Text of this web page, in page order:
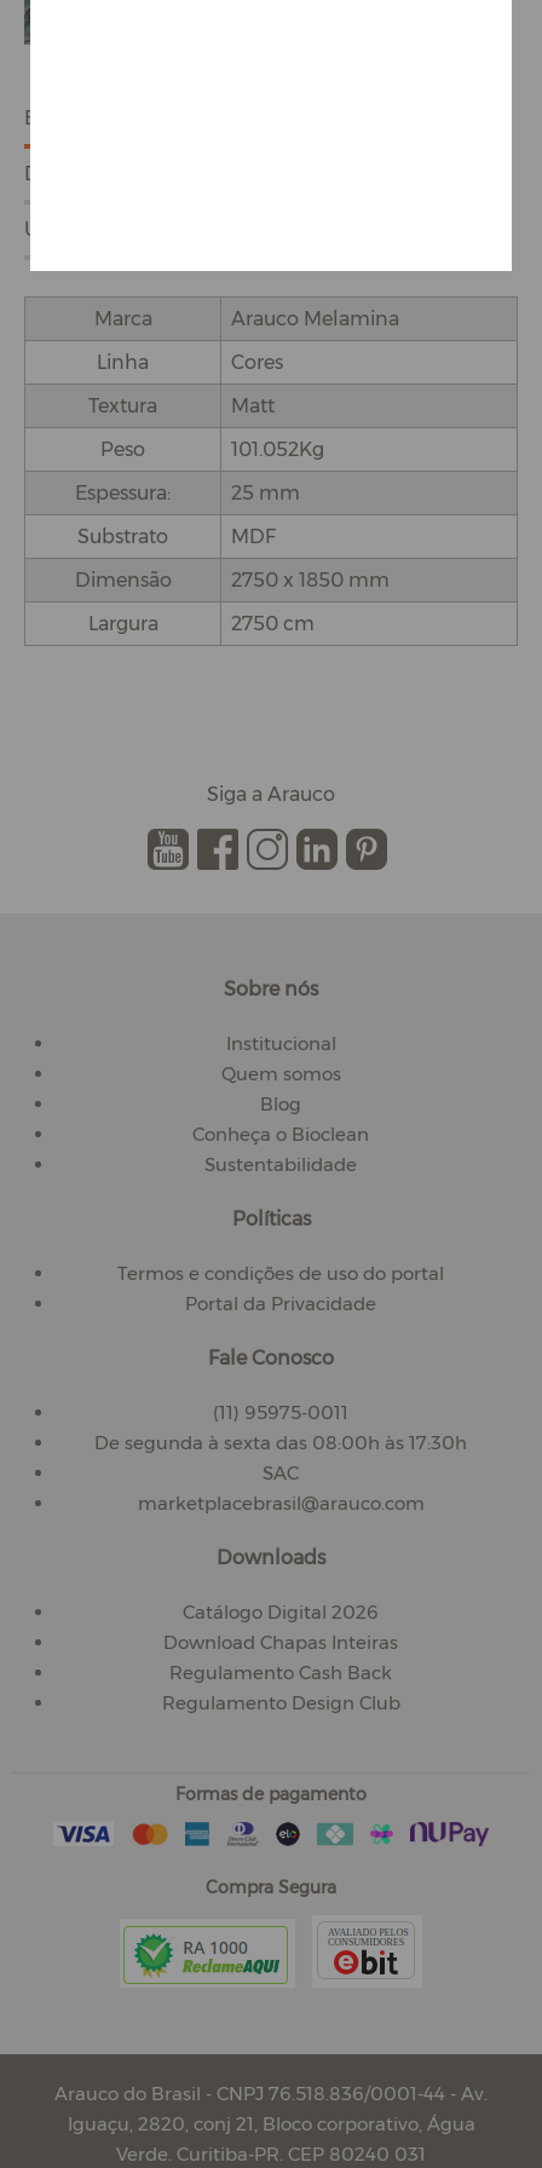
ESPECIFICAÇÕES
DETALHES DO PRODUTO
USO E APLICAÇÕES
Marca
Arauco Melamina
Linha
Cores
Textura
Matt
Peso
101.052Kg
Espessura:
25 mm
Substrato
MDF
Dimensão
2750 x 1850 mm
Largura
2750 cm
Siga a Arauco
. . . . .
Sobre nós
Institucional
Quem somos
Blog
Conheça o Bioclean
Sustentabilidade
Políticas
Termos e condições de uso do portal
Portal da Privacidade
Fale Conosco
(11) 95975-0011
De segunda à sexta das 08:00h às 17:30h
SAC
marketplacebrasil@arauco.com
Downloads
Catálogo Digital 2026
Download Chapas Inteiras
Regulamento Cash Back
Regulamento Design Club
Formas de pagamento
Compra Segura
Arauco do Brasil - CNPJ 76.518.836/0001-44 - Av.
Iguaçu, 2820, conj 21, Bloco corporativo, Água
Verde. Curitiba-PR. CEP 80240 031